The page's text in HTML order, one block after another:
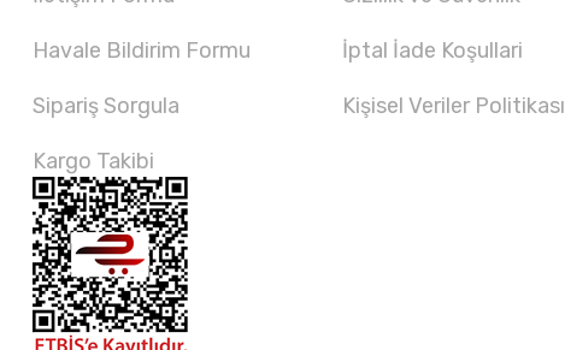
Havale Bildirim Formu
Sipariş Sorgula
Kargo Takibi
İptal İade Koşullari
Kişisel Veriler Politikası